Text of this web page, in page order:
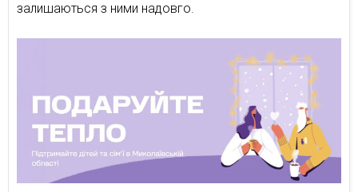
залишаються з ними надовго.